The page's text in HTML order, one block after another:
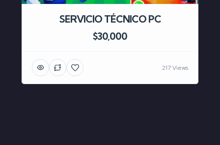
SERVICIO TÉCNICO PC
$30,000
217 Views